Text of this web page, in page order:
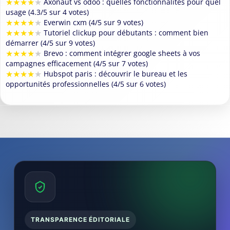
usage (4.3/5 sur 4 votes)
★★★★★ Everwin cxm (4/5 sur 9 votes)
★★★★★ Tutoriel clickup pour débutants : comment bien
démarrer (4/5 sur 9 votes)
★★★★★ Brevo : comment intégrer google sheets à vos
campagnes efficacement (4/5 sur 7 votes)
★★★★★ Hubspot paris : découvrir le bureau et les
opportunités professionnelles (4/5 sur 6 votes)
TRANSPARENCE ÉDITORIALE